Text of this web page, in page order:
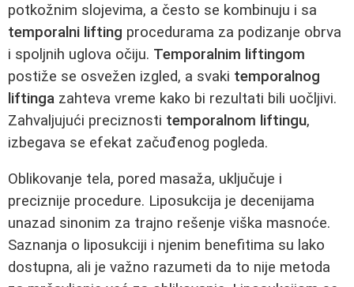
potkožnim slojevima, a često se kombinuju i sa
temporalni lifting procedurama za podizanje obrva
i spoljnih uglova očiju. Temporalnim liftingom
postiže se osvežen izgled, a svaki temporalnog
liftinga zahteva vreme kako bi rezultati bili uočljivi.
Zahvaljujući preciznosti temporalnom liftingu,
izbegava se efekat začuđenog pogleda.
Oblikovanje tela, pored masaža, uključuje i
preciznije procedure. Liposukcija je decenijama
unazad sinonim za trajno rešenje viška masnoće.
Saznanja o liposukciji i njenim benefitima su lako
dostupna, ali je važno razumeti da to nije metoda